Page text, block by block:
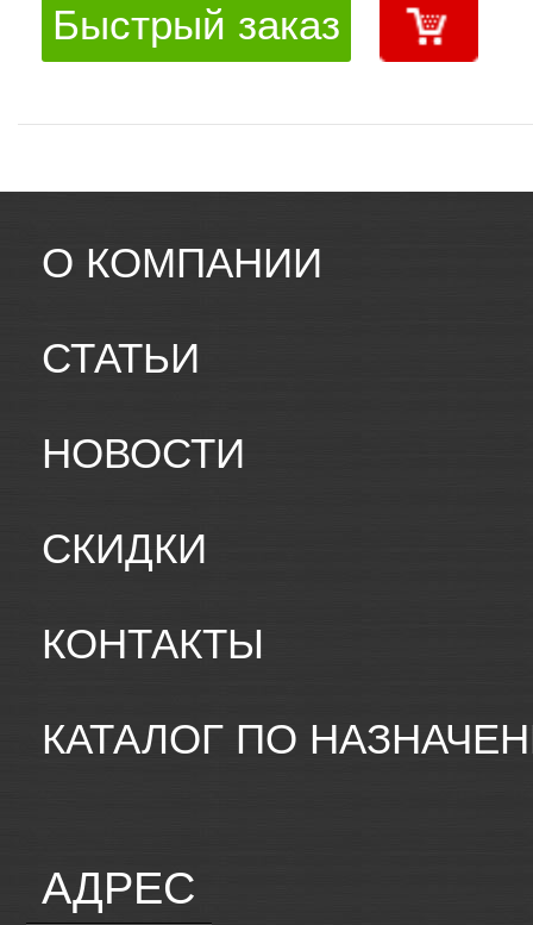
Быстрый заказ
О КОМПАНИИ
СТАТЬИ
НОВОСТИ
СКИДКИ
КОНТАКТЫ
КАТАЛОГ ПО
АДРЕС